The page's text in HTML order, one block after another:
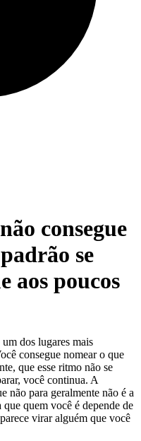
consegue
se
aos poucos
dos lugares mais
consegue nomear o que
que esse ritmo não se
você continua. A
não para geralmente não é a
quem você é depende de
virar alguém que você